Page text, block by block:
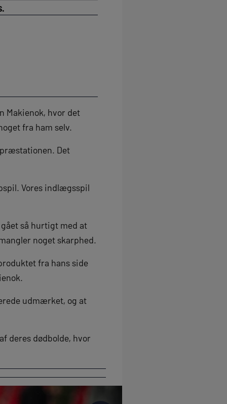
Makienok, hvor det
fra ham selv.
Det
Vores indlægsspil
så hurtigt med at
noget skarphed.
fra hans side
udmærket, og at
deres dødbolde, hvor